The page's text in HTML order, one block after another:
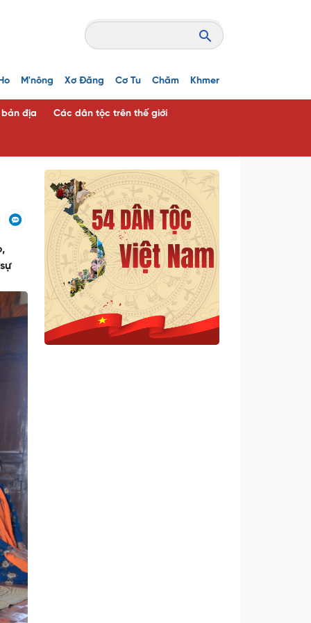
M'nông Xơ Đăng Cơ Tu Chăm Khmer
bản địa Các dân tộc trên thế giới